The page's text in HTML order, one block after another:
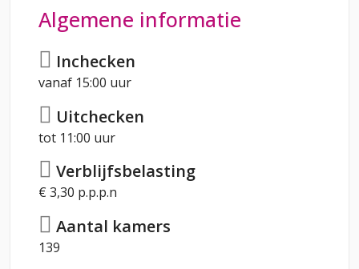
Algemene informatie
Inchecken
vanaf 15:00 uur
Uitchecken
tot 11:00 uur
Verblijfsbelasting
€ 3,30 p.p.p.n
Aantal kamers
139